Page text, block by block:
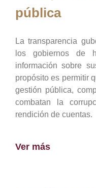
pública
La transparencia
los gobiernos de
información sobre
propósito es permitir
gestión pública,
combatan la
rendición de cuentas.
Ver más